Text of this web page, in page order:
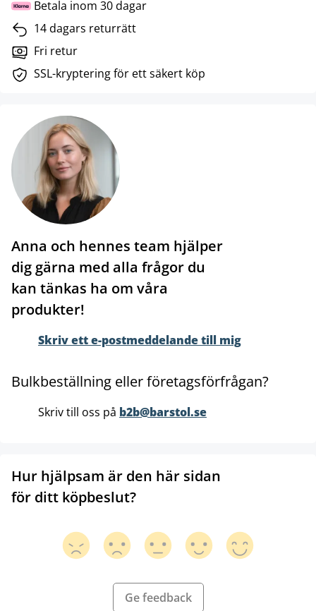
Betala inom 30 dagar
14 dagars returrätt
Fri retur
SSL-kryptering för ett säkert köp
Anna och hennes team hjälper
dig gärna med alla frågor du
kan tänkas ha om våra
produkter!
Skriv ett e-postmeddelande till mig
Bulkbeställning eller företagsförfrågan?
Skriv till oss på b2b@barstol.se
Hur hjälpsam är den här sidan
för ditt köpbeslut?
Ge feedback